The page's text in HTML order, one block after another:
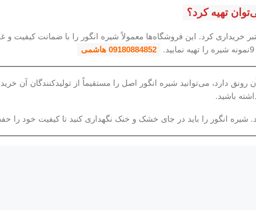
خریداری کرد. این فروشگاه‌ها معمولاً شیره انگور را با ضمانت
09180884852 هاشمی
دارد، می‌توانید شیره انگور اصل را مستقیماً از تولیدکنندگان آن
باشید.
شیره انگور را باید در جای خشک و خنک نگهداری کنید تا کیفیت خود را